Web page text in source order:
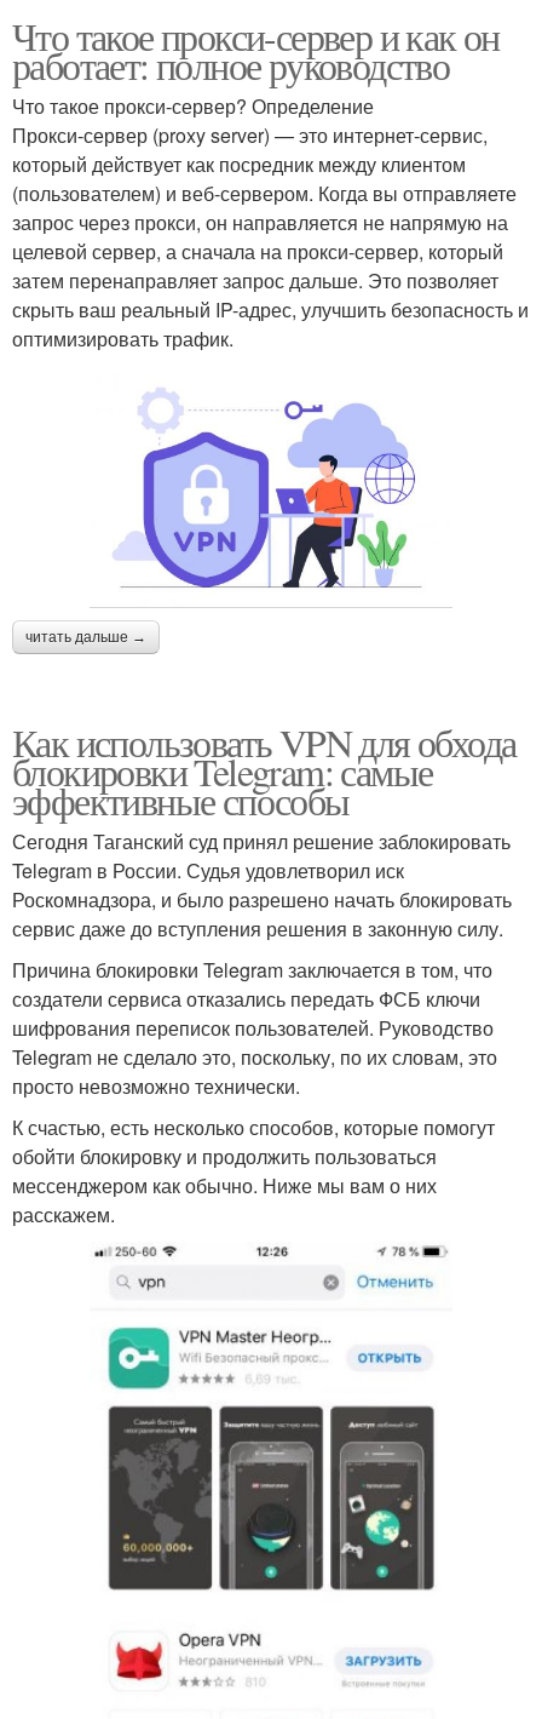
Что такое прокси-сервер и как он
работает: полное руководство
Что такое прокси-сервер? Определение
Прокси-сервер (proxy server) — это интернет-сервис,
который действует как посредник между клиентом
(пользователем) и веб-сервером. Когда вы отправляете
запрос через прокси, он направляется не напрямую на
целевой сервер, а сначала на прокси-сервер, который
затем перенаправляет запрос дальше. Это позволяет
скрыть ваш реальный IP-адрес, улучшить безопасность и
оптимизировать трафик.
читать дальше →
Как использовать VPN для обхода
блокировки Telegram: самые
эффективные способы
Сегодня Таганский суд принял решение заблокировать
Telegram в России. Судья удовлетворил иск
Роскомнадзора, и было разрешено начать блокировать
сервис даже до вступления решения в законную силу.
Причина блокировки Telegram заключается в том, что
создатели сервиса отказались передать ФСБ ключи
шифрования переписок пользователей. Руководство
Telegram не сделало это, поскольку, по их словам, это
просто невозможно технически.
К счастью, есть несколько способов, которые помогут
обойти блокировку и продолжить пользоваться
мессенджером как обычно. Ниже мы вам о них
расскажем.